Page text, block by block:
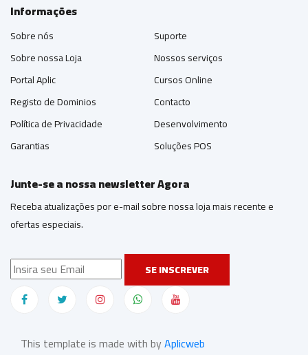
Informações
Sobre nós
Sobre nossa Loja
Portal Aplic
Registo de Dominios
Política de Privacidade
Garantias
Suporte
Nossos serviços
Cursos Online
Contacto
Desenvolvimento
Soluções POS
Junte-se a nossa newsletter Agora
Receba atualizações por e-mail sobre nossa loja mais recente e
ofertas especiais.
SE INSCREVER
This template is made with byAplicweb